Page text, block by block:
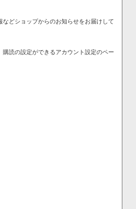
どショップからのお知らせをお届けして
読の設定ができるアカウント設定のペー